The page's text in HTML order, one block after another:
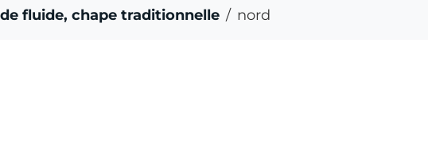
fluide, chape traditionnelle nord